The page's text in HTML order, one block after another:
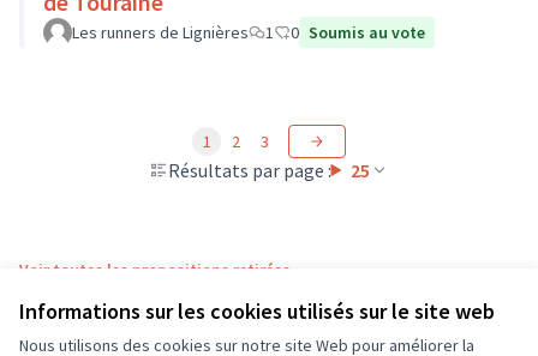
Informations sur les cookies utilisés sur le site web
Nous utilisons des cookies sur notre site Web pour améliorer la
Les runners de Lignières 1 0 Soumis au vote
Résultats par page : 25
1 2 3
Voir toutes les propositions retirées
Conditions d'utilisation